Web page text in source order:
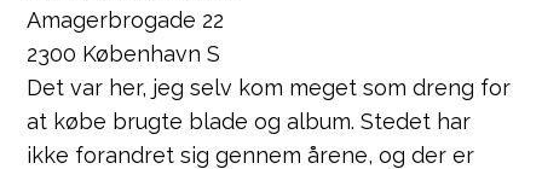
Amagerbrogade 22
2300 København S
Det var her, jeg selv kom meget som dreng for
at købe brugte blade og album. Stedet har
ikke forandret sig gennem årene, og der er